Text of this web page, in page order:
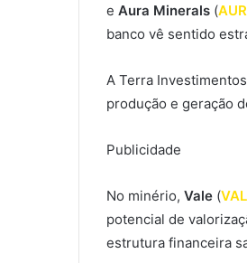
e Aura Minerals (
banco vê sentido
A Terra
produção e geração
Publicidade
No minério, Vale (
potencial de
estrutura financeira